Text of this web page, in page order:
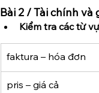
Bài 2 / Tài chính và
Kiểm tra các từ
faktura – hóa đơn
pris – giá cả